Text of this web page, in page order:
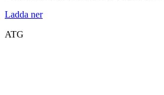
Ladda ner
ATG